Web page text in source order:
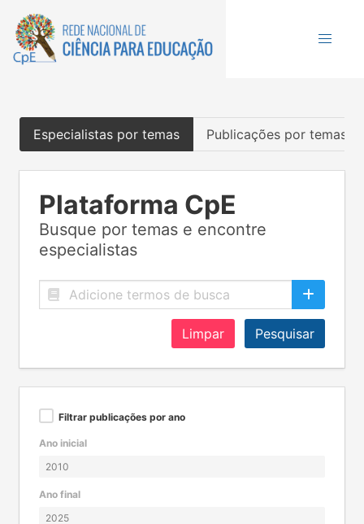
Especialistas por temas Publicações por temas
Plataforma CpE
Busque por temas e encontre
especialistas
Limpar Pesquisar
Filtrar publicações por ano
Ano inicial
Ano final